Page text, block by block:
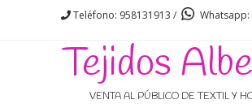
Teléfono: 958131913 /
Tejidos
VENTA AL PÚBLICO DE TEXTIL Y